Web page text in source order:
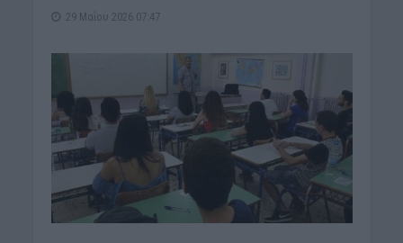
29 Μαΐου 2026 07:47